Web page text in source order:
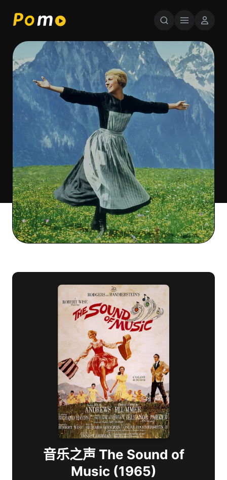
音乐之声 The Sound of
Music (1965)